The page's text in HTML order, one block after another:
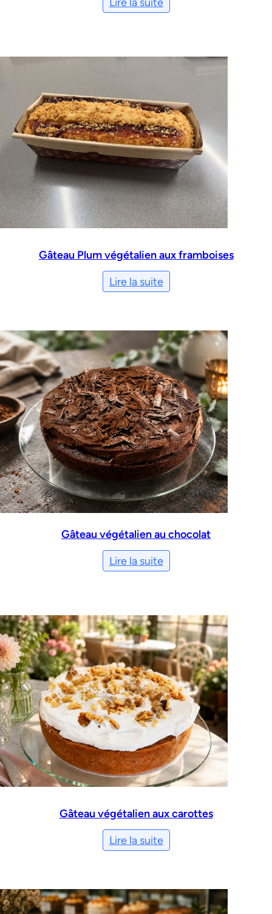
Gâteau Plum végétalien aux framboises
Lire la suite
Gâteau végétalien au chocolat
Lire la suite
Gâteau végétalien aux carottes
Lire la suite